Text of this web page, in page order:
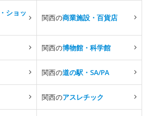
ショッ
関西の商業施設・百貨店
関西の博物館・科学館
関西の道の駅・SA/PA
関西のアスレチック